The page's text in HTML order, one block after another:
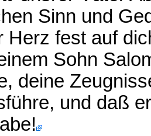
Sinn und
Herz fest auf
Sohn
deine
und daß